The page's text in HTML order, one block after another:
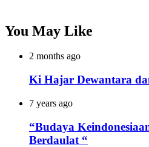
You May Like
2 months ago
Ki Hajar Dewantara
7 years ago
“Budaya
Berdaulat “